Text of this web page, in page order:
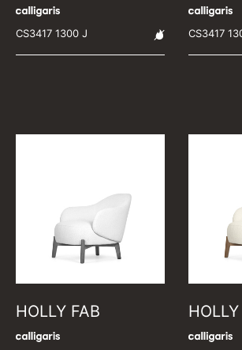
CS3417 1300 J CS3417
HOLLY FAB